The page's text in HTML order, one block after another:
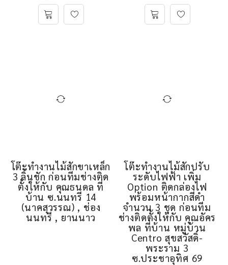
โต๊ะทำงานไม้สักขาเหล็ก
3 ลิ้นชัก ก่อนทีมช่างติด
ตั้งให้กับ คุณธนดล ที่
บ้าน ซ.นนทรี 14
(นาคสุวรรณ) , ช่อง
นนทรี , ยานนาว
โต๊ะทำงานไม้สักปรับ
ระดับไฟฟ้า เพิ่ม
Option ติดกล่องไฟ
พร้อมหน้ากากสีดำ
จำนวน 3 ชุด ก่อนทีม
ช่างติดตั้งให้กับ คุณอัคร
พล ที่บ้าน หมู่บ้าน
Centro สุขสวัสดิ์-
พระราม 3
ซ.ประชาอุทิศ 69